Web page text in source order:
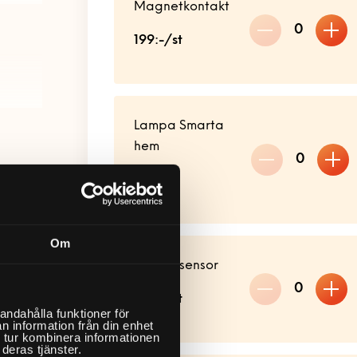
Om
funktioner för
information från din enhet
kombinera informationen
tjänster.
Magnetkontakt
199:-/st
0
Lampa Smarta
hem
99:-/st
0
Rörelsesensor
199:-/st
0